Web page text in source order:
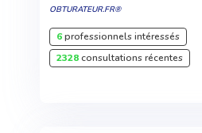
OBTURATEUR.FR®
6professionnels intéressés
2328consultations récentes